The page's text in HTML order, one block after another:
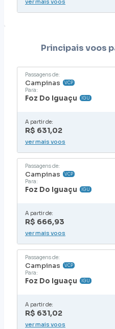
ver mais voos
Principais voos
Passagens de:
Campinas VCP
Para:
Foz Do Iguaçu IGU
A partir de:
R$ 631,02
ver mais voos
Passagens de:
Campinas VCP
Para:
Foz Do Iguaçu IGU
A partir de:
R$ 666,93
ver mais voos
Passagens de:
Campinas VCP
Para:
Foz Do Iguaçu IGU
A partir de:
R$ 631,02
ver mais voos